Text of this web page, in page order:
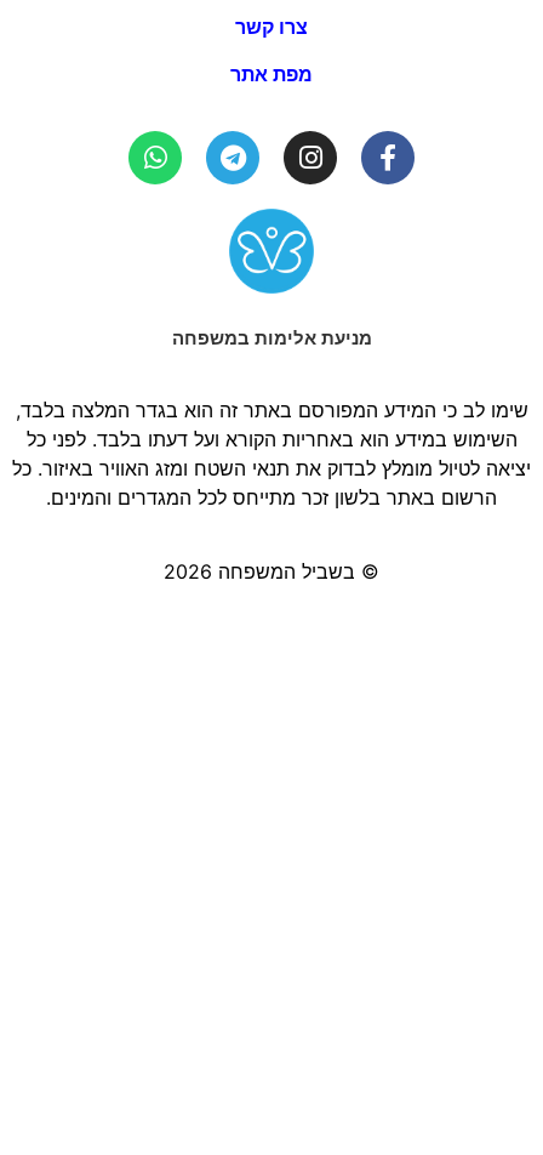
צרו קשר
מפת אתר
מניעת אלימות במשפחה
שימו לב כי המידע המפורסם באתר זה הוא בגדר המלצה בלבד,
השימוש במידע הוא באחריות הקורא ועל דעתו בלבד. לפני כל
יציאה לטיול מומלץ לבדוק את תנאי השטח ומזג האוויר באיזור. כל
הרשום באתר בלשון זכר מתייחס לכל המגדרים והמינים.
© בשביל המשפחה 2026